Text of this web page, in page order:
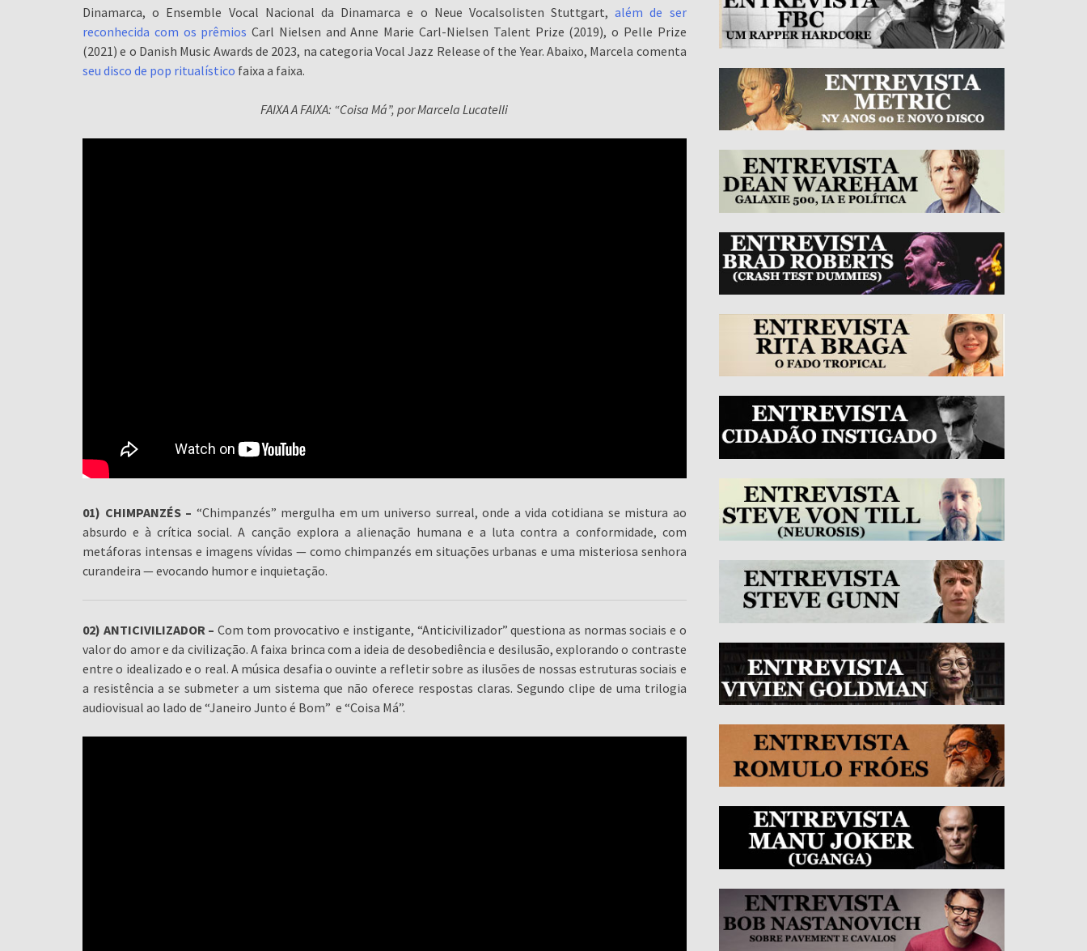
Dinamarca, o Ensemble Vocal Nacional da Dinamarca e o Neue Vocalsolisten Stuttgart,além de ser
reconhecida com os prêmios Carl Nielsen and Anne Marie Carl-Nielsen Talent Prize (2019), o Pelle Prize
(2021) e o Danish Music Awards de 2023, na categoria Vocal Jazz Release of the Year. Abaixo, Marcela comenta
seu disco de pop ritualístico faixa a faixa.
FAIXA A FAIXA: “Coisa Má”, por Marcela Lucatelli
01) CHIMPANZÉS – “Chimpanzés” mergulha em um universo surreal, onde a vida cotidiana se mistura ao
absurdo e à crítica social. A canção explora a alienação humana e a luta contra a conformidade, com
metáforas intensas e imagens vívidas — como chimpanzés em situações urbanas e uma misteriosa senhora
curandeira — evocando humor e inquietação.
02) ANTICIVILIZADOR – Com tom provocativo e instigante, “Anticivilizador” questiona as normas sociais e o
valor do amor e da civilização. A faixa brinca com a ideia de desobediência e desilusão, explorando o contraste
entre o idealizado e o real. A música desafia o ouvinte a refletir sobre as ilusões de nossas estruturas sociais e
a resistência a se submeter a um sistema que não oferece respostas claras. Segundo clipe de uma trilogia
audiovisual ao lado de “Janeiro Junto é Bom” e “Coisa Má”.